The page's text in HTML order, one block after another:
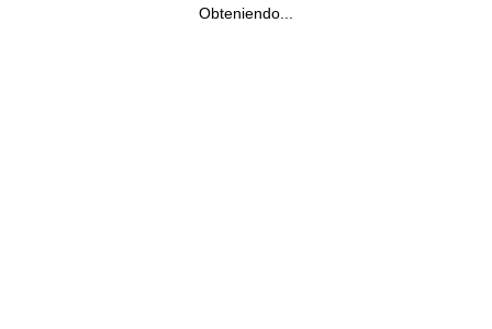
Obteniendo...